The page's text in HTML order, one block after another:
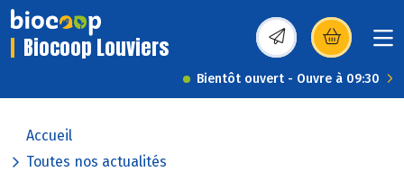
Biocoop Louviers (s’ouvre dans une
Bientôt ouvert - Ouvre à 09:30
Accueil
Toutes nos actualités